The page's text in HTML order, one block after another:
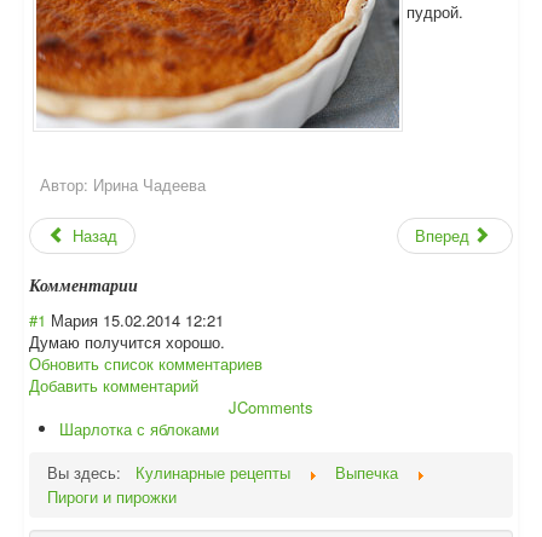
пудрой.
Автор: Ирина Чадеева
Назад Вперед
Комментарии
#1 Мария 15.02.2014 12:21
Думаю получится хорошо.
Обновить список комментариев
Добавить комментарий
JComments
Шарлотка с яблоками
Вы здесь:
Кулинарные рецепты
Выпечка
Пироги и пирожки